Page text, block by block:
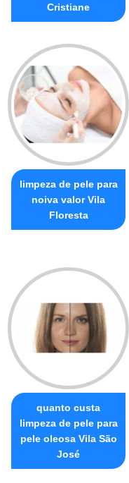
Cristiane
limpeza de pele para
noiva valor Vila
Floresta
quanto custa
limpeza de pele para
pele oleosa Vila São
José